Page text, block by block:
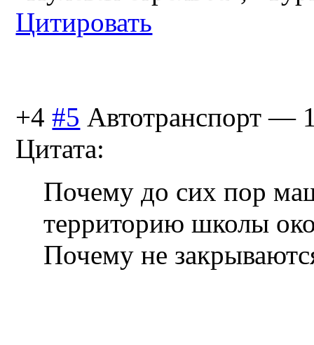
Цитировать
+4 #5 Автотранспорт —
Цитата:
Почему до сих пор
территорию школы
Почему не